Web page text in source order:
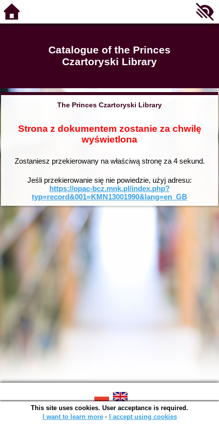
Catalogue of the Princes
Czartoryski Library
The Princes Czartoryski Library
Strona z dokumentem zostanie za chwilę
wyświetlona
Zostaniesz przekierowany na właściwą stronę za 4sekund.
Jeśli przekierowanie się nie powiedzie, użyj adresu:
https://opac-bcz.mnk.pl/index.php?
typ=record&001=KMN13001990&lang=en_GB
SOWA OPAC v. 6.11.10 (2026-07-24)
Generated in 0,0014 s.
This site uses cookies. User acceptance is required.
I want to learn more∙ I accept using cookies